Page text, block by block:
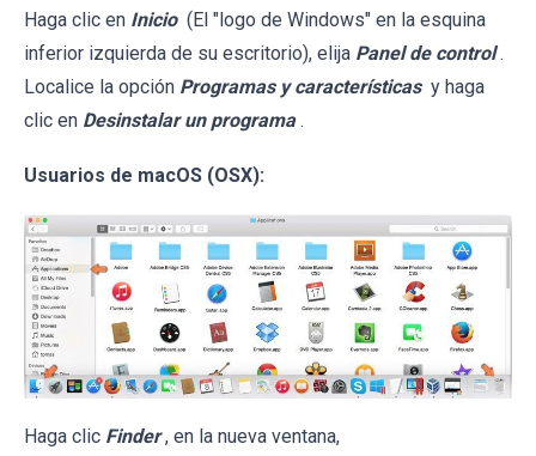
Haga clic en Inicio (El "logo de Windows" en la esquina
inferior izquierda de su escritorio), elija Panel de control .
Localice la opción Programas y características y haga
clic en Desinstalar un programa .
Usuarios de macOS (OSX):
Haga clic Finder , en la nueva ventana,